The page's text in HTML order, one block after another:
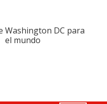
Washington DC para
el mundo